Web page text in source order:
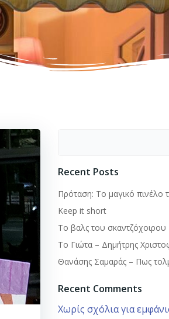
Recent Posts
Πρόταση: Το μαγικό πινέλο
Keep it short
To βαλς του σκαντζόχοιρου
Το Γιώτα – Δημήτρης
Θανάσης Σαμαράς – Πως
Recent Comments
Χωρίς σχόλια για